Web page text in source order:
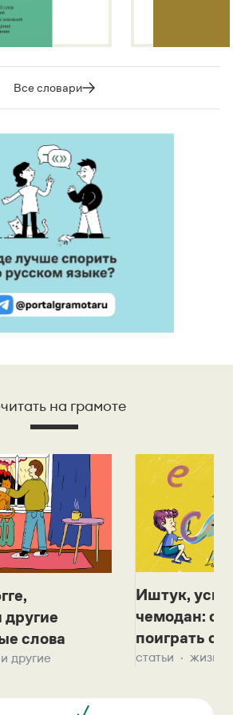
Все словари
на грамоте
другие
слова
другие
Иштук,
чемодан:
поиграть с
статьи жизнь